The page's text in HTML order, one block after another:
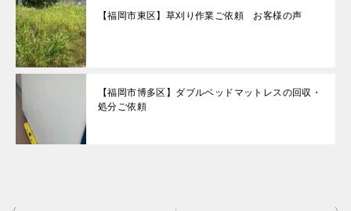
【福岡市東区】草刈り作業ご依頼 お客様の声
【福岡市博多区】ダブルベッドマットレスの回収・
処分ご依頼